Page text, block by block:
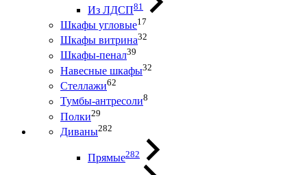
Из ЛДСП81
Шкафы угловые17
Шкафы витрина32
Шкафы-пенал39
Навесные шкафы32
Стеллажи62
Тумбы-антресоли8
Полки29
Диваны282
Прямые282